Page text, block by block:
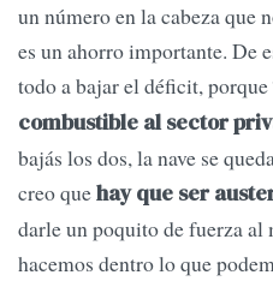
un número en la cabeza que
es un ahorro importante. De
todo a bajar el déficit, porque
combustible al sector
bajás los dos, la nave se
creo quehay que ser
darle un poquito de fuerza
hacemos dentro lo que